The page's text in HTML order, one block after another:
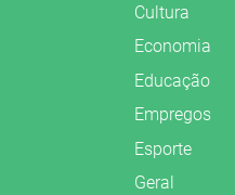
Cultura
Economia
Educação
Empregos
Esporte
Geral